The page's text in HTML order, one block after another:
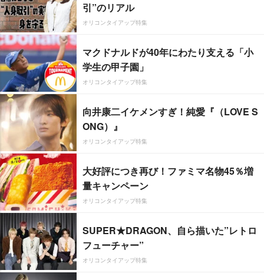
引”のリアル
オリコンタイアップ特集
マクドナルドが40年にわたり支える「小
学生の甲子園」
オリコンタイアップ特集
向井康二イケメンすぎ！純愛『（LOVE S
ONG）』
オリコンタイアップ特集
大好評につき再び！ファミマ名物45％増
量キャンペーン
オリコンタイアップ特集
SUPER★DRAGON、自ら描いた”レトロ
フューチャー”
オリコンタイアップ特集